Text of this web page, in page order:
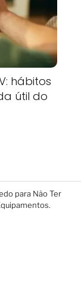
hábitos
útil do
para Não Ter